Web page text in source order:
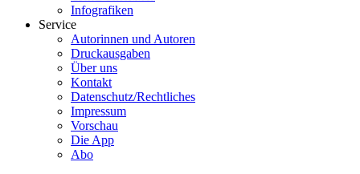
Infografiken
Service
Autorinnen und Autoren
Druckausgaben
Über uns
Kontakt
Datenschutz/Rechtliches
Impressum
Vorschau
Die App
Abo